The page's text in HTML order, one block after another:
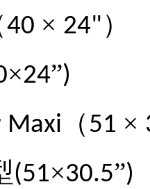
40 × 24" ）
×24”)
Maxi （ 51 ×
(51×30.5”)